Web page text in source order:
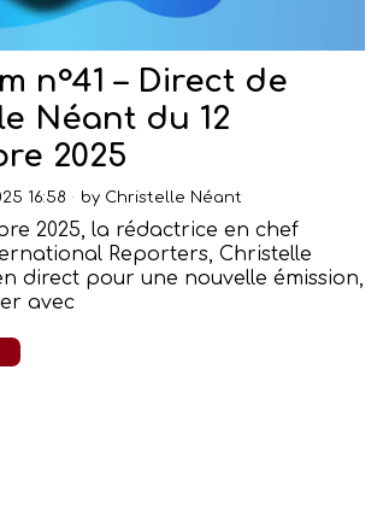
n°41 – Direct de
Néant du 12
2025
16:58 by Christelle Néant
2025, la rédactrice en chef
Reporters, Christelle
direct pour une nouvelle émission,
avec